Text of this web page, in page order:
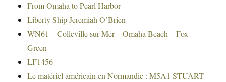
From Omaha to Pearl Harbor
Liberty Ship Jeremiah O’Brien
WN61 – Colleville sur Mer – Omaha Beach – Fox
Green
LF1456
Le matériel américain en Normandie : M5A1 STUART